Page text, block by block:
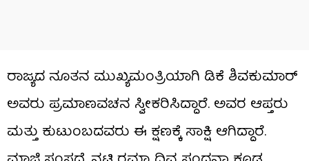
ರಾಜ್ಯದ ನೂತನ ಮುಖ್ಯಮಂತ್ರಿಯಾಗಿ ಡಿಕೆ ಶಿವಕುಮಾರ್
ಅವರು ಪ್ರಮಾಣವಚನ ಸ್ವೀಕರಿಸಿದ್ದಾರೆ. ಅವರ ಆಪ್ತರು
ಮತ್ತು ಕುಟುಂಬದವರು ಈ ಕ್ಷಣಕ್ಕೆ ಸಾಕ್ಷಿ ಆಗಿದ್ದಾರೆ.